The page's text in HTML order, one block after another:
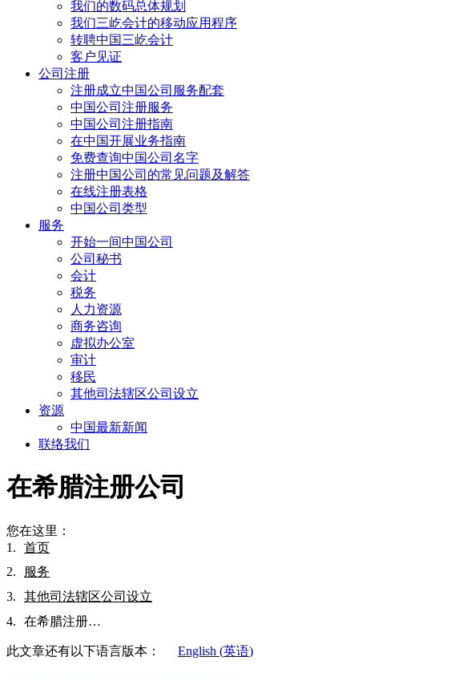
我们的数码总体规划
我们三屹会计的移动应用程序
转聘中国三屹会计
客户见证
公司注册
注册成立中国公司服务配套
中国公司注册服务
中国公司注册指南
在中国开展业务指南
免费查询中国公司名字
注册中国公司的常见问题及解答
在线注册表格
中国公司类型
服务
开始一间中国公司
公司秘书
会计
税务
人力资源
商务咨询
虚拟办公室
审计
移民
其他司法辖区公司设立
资源
中国最新新闻
联络我们
在希腊注册公司
您在这里：
首页
服务
其他司法辖区公司设立
在希腊注册…
此文章还有以下语言版本： English (英语)